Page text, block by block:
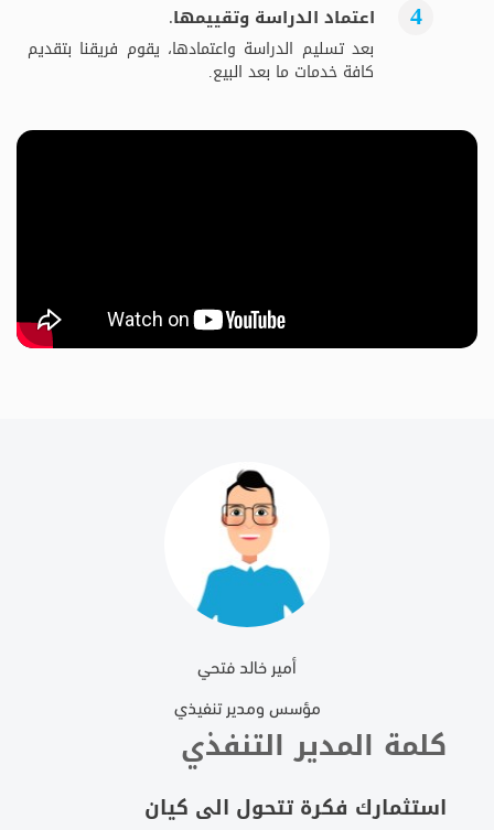
اعتماد الدراسة وتقييمها.
بعد تسليم الدراسة واعتمادها، يقوم فريقنا بتقديم
كافة خدمات ما بعد البيع.
أمير خالد فتحي
مؤسس ومدير تنفيذي
كلمة المدير التنفذي
استثمارك فكرة تتحول الى كيان